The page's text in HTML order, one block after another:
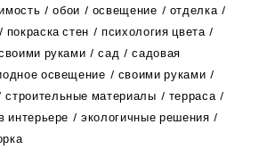
обои освещение
отделка
покраска стен
психология цвета
руками сад
садовая
освещение
своими руками
строительные материалы
терраса
интерьере
экологичные решения